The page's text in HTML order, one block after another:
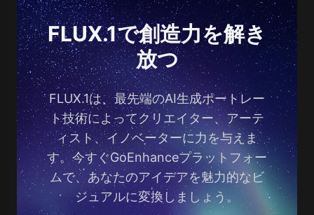
FLUX.1で創造力を解き
放つ
FLUX.1は、最先端のAI生成ポートレー
ト技術によってクリエイター、アーテ
ィスト、イノベーターに力を与えま
す。今すぐGoEnhanceプラットフォー
ムで、あなたのアイデアを魅力的なビ
ジュアルに変換しましょう。